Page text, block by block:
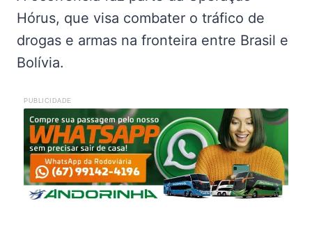
Hórus, que visa combater o tráfico de
drogas e armas na fronteira entre Brasil e
Bolívia.
PUBLICIDADE